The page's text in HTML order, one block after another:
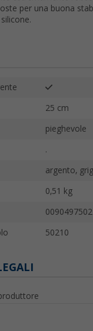
per una buona
25 cm
pieghevole
.
argento,
0,51 kg
50210